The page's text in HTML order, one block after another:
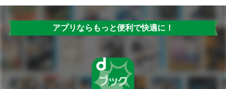
アプリならもっと便利で快適に！